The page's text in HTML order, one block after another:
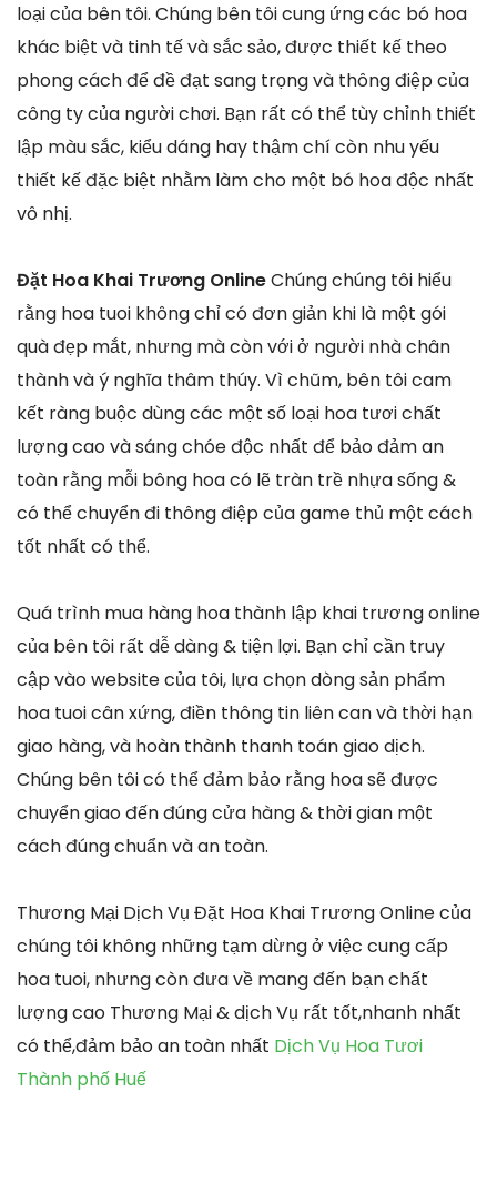
loại của bên tôi. Chúng bên tôi cung ứng các bó hoa
khác biệt và tinh tế và sắc sảo, được thiết kế theo
phong cách để đề đạt sang trọng và thông điệp của
công ty của người chơi. Bạn rất có thể tùy chỉnh thiết
lập màu sắc, kiểu dáng hay thậm chí còn nhu yếu
thiết kế đặc biệt nhằm làm cho một bó hoa độc nhất
vô nhị.
Đặt Hoa Khai Trương OnlineChúng chúng tôi hiểu
rằng hoa tuoi không chỉ có đơn giản khi là một gói
quà đẹp mắt, nhưng mà còn với ở người nhà chân
thành và ý nghĩa thâm thúy. Vì chũm, bên tôi cam
kết ràng buộc dùng các một số loại hoa tươi chất
lượng cao và sáng chóe độc nhất để bảo đảm an
toàn rằng mỗi bông hoa có lẽ tràn trề nhựa sống &
có thể chuyển đi thông điệp của game thủ một cách
tốt nhất có thể.
Quá trình mua hàng hoa thành lập khai trương online
của bên tôi rất dễ dàng & tiện lợi. Bạn chỉ cần truy
cập vào website của tôi, lựa chọn dòng sản phẩm
hoa tuoi cân xứng, điền thông tin liên can và thời hạn
giao hàng, và hoàn thành thanh toán giao dịch.
Chúng bên tôi có thể đảm bảo rằng hoa sẽ được
chuyển giao đến đúng cửa hàng & thời gian một
cách đúng chuẩn và an toàn.
Thương Mại Dịch Vụ Đặt Hoa Khai Trương Online của
chúng tôi không những tạm dừng ở việc cung cấp
hoa tuoi, nhưng còn đưa về mang đến bạn chất
lượng cao Thương Mại & dịch Vụ rất tốt,nhanh nhất
có thể,đảm bảo an toàn nhất Dịch Vụ Hoa Tươi
Thành phố Huế